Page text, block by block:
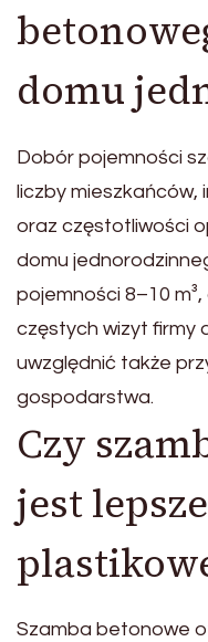
domu
Dobór pojemności
liczby mieszkańców,
oraz częstotliwości
domu
pojemności 8–10
częstych wizyt firmy
uwzględnić także
gospodarstwa.
Czy
jest
Szamba betonowe